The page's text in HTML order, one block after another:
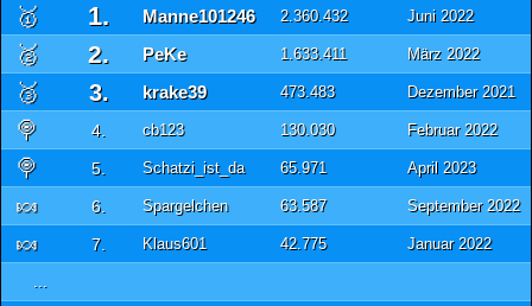
🥇 1. Manne101246 2.360.432 Juni 2022
🥈 2. PeKe 1.633.411 März 2022
🥉 3. krake39 473.483 Dezember 2021
🍭 4. cb123 130.030 Februar 2022
🍭 5. Schatzi_ist_da 65.971 April 2023
🍬 6. Spargelchen 63.587 September 2022
🍬 7. Klaus601 42.775 Januar 2022
...